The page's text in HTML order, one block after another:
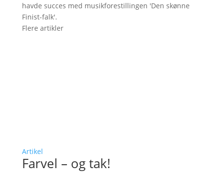
havde succes med musikforestillingen 'Den skønne
Finist-falk'.
Flere artikler
Artikel
Farvel – og tak!